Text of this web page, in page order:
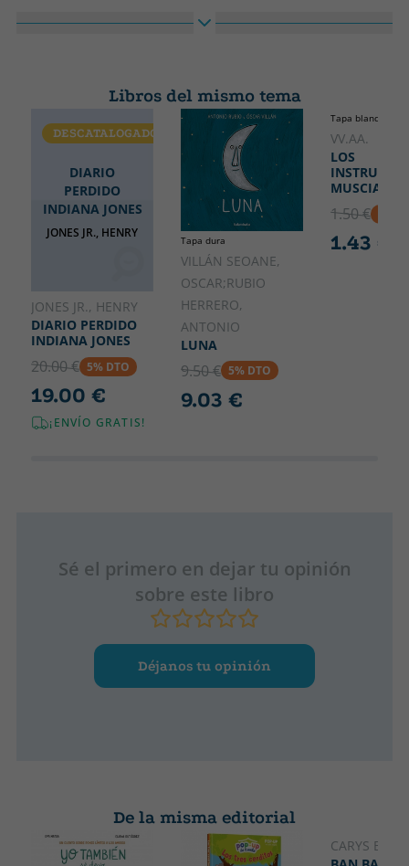
Idioma
Ancho
230
Libros del mismo tema
DIARIO
PERDIDO
INDIANA JONES
JONES JR., HENRY
DESCATALOGADO
JONES JR., HENRY
DIARIO PERDIDO
INDIANA JONES
20.00 € 5% DTO
19.00 €
¡ENVÍO GRATIS!
Tapa dura
VILLÁN SEOANE,
OSCAR;RUBIO
HERRERO,
ANTONIO
LUNA
9.50 € 5% DTO
9.03 €
Tapa blanda o
VV.AA.
LOS
MUSCIALES
1.50 €
1.43 €
Sé el primero en dejar tu opinión
sobre este libro
Déjanos tu opinión
De la misma editorial
CARYS